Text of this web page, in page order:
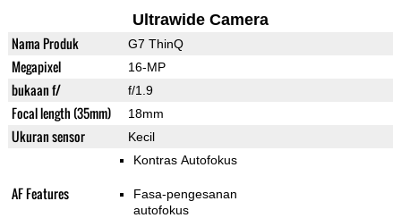
Ultrawide Camera
Nama Produk G7 ThinQ
Megapixel 16-MP
bukaan f/ f/1.9
Focal length (35mm) 18mm
Ukuran sensor Kecil
AF Features
Kontras Autofokus
Fasa-pengesanan
autofokus